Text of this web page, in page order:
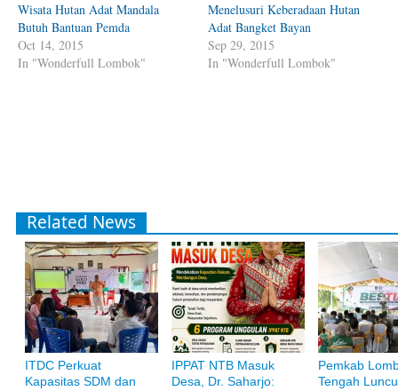
Wisata Hutan Adat Mandala
Butuh Bantuan Pemda
Oct 14, 2015
In "Wonderfull Lombok"
Menelusuri Keberadaan Hutan
Adat Bangket Bayan
Sep 29, 2015
In "Wonderfull Lombok"
Related News
ITDC Perkuat
Kapasitas SDM dan
IPPAT NTB Masuk
Desa, Dr. Saharjo:
Pemkab
Tengah
Bank Muamalat